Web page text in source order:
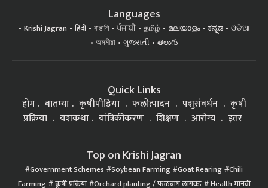
Languages
Krishi Jagran हिंदी বাঙালি ਪੰਜਾਬੀ தமிழ் മലയാളം ಕನ್ನಡ
ଓଡିଆ
অসমীয়া
ગુજરાતી తెలుగు
Quick Links
होम बातम्या कृषीपीडिया फलोत्पादन पशुसंवर्धन
कृषी
प्रक्रिया
यशकथा यांत्रिकीकरण शिक्षण आरोग्य इतर
Top on Krishi Jagran
Government Schemes Soybean Farming Goat Rearing Chili
Farming कृषी प्रक्रिया Orchard planting / फळबाग लागवड Health मानवी